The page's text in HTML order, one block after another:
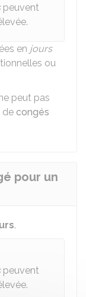
peuvent
en jours
ou
peut pas
de congés
pour un
.
peuvent